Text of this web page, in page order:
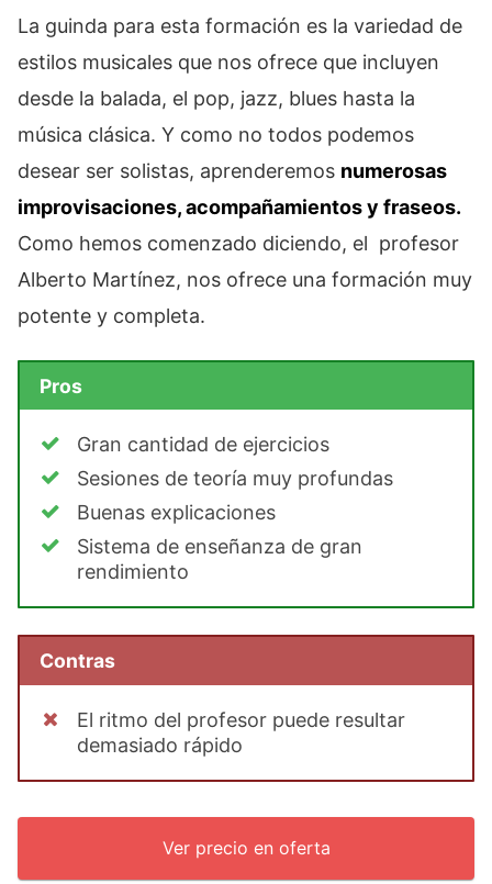
La guinda para esta formación es la variedad de
estilos musicales que nos ofrece que incluyen
desde la balada, el pop, jazz, blues hasta la
música clásica. Y como no todos podemos
desear ser solistas, aprenderemos numerosas
improvisaciones, acompañamientos y fraseos.
Como hemos comenzado diciendo, el profesor
Alberto Martínez, nos ofrece una formación muy
potente y completa.
Pros
Gran cantidad de ejercicios
Sesiones de teoría muy profundas
Buenas explicaciones
Sistema de enseñanza de gran
rendimiento
Contras
El ritmo del profesor puede resultar
demasiado rápido
Ver precio en oferta